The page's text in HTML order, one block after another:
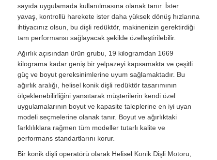
sayıda uygulamada kullanılmasına olanak tanır. İster
yavaş, kontrollü harekete ister daha yüksek dönüş hızlarına
ihtiyacınız olsun, bu dişli redüktör, makinenizin gerektirdiği
tam performansı sağlayacak şekilde özelleştirilebilir.
Ağırlık açısından ürün grubu, 19 kilogramdan 1669
kilograma kadar geniş bir yelpazeyi kapsamakta ve çeşitli
güç ve boyut gereksinimlerine uyum sağlamaktadır. Bu
ağırlık aralığı, helisel konik dişli redüktör tasarımının
ölçeklenebilirliğini yansıtarak müşterilerin kendi özel
uygulamalarının boyut ve kapasite taleplerine en iyi uyan
modeli seçmelerine olanak tanır. Boyut ve ağırlıktaki
farklılıklara rağmen tüm modeller tutarlı kalite ve
performans standartlarını korur.
Bir konik dişli operatörü olarak Helisel Konik Dişli Motoru,